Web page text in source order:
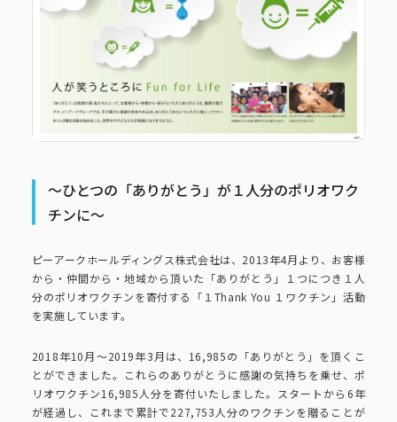
コーポレートブック
CSRニュース お問い合わせ
～ひとつの「ありがとう」が１人分のポリオワク
チンに～
ピーアークホールディングス株式会社は、2013年4月より、お客様
から・仲間から・地域から頂いた「ありがとう」１つにつき１人
分のポリオワクチンを寄付する「１Thank You １ワクチン」活動
を実施しています。
2018年10月～2019年3月は、16,985の「ありがとう」を頂くこ
とができました。これらのありがとうに感謝の気持ちを乗せ、ポ
リオワクチン16,985人分を寄付いたしました。スタートから6年
が経過し、これまで累計で227,753人分のワクチンを贈ることが